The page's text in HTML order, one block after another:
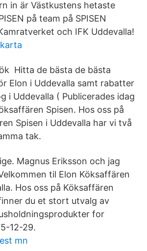
in är Västkustens hetaste
på team på SPISEN
och IFK Uddevalla!
Hitta de bästa de bästa
Elon i Uddevalla samt rabatter
i Uddevalla ( Publicerades idag
Spisen. Hos oss på
Spisen i Uddevalla har vi två
tak.
Magnus Eriksson och jag
til Elon Köksaffären
Hos oss på Köksaffären
du et stort utvalg av
for
12-29.
mn